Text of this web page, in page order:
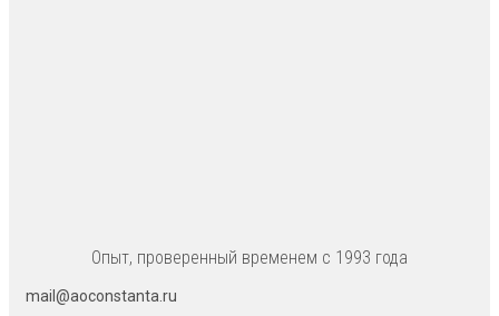
Опыт, проверенный временем с 1993 года
mail@aoconstanta.ru